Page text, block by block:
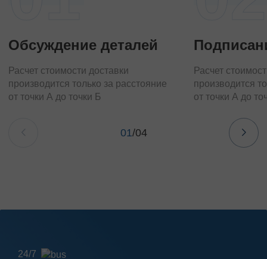
Обсуждение деталей
Расчет стоимости доставки
производится только за расстояние
от точки А до точки Б
Расчет
производится
от точки А до
01/04
24/7